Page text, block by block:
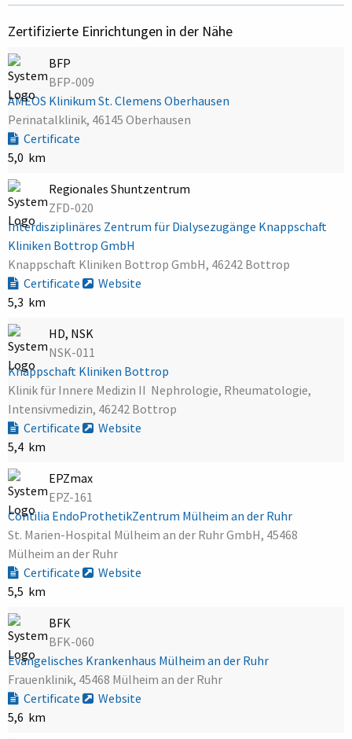
Zertifizierte Einrichtungen in der Nähe
BFP
BFP-009
AMEOS Klinikum St. Clemens Oberhausen
Perinatalklinik, 46145 Oberhausen
Certificate
5,0 km
Regionales Shuntzentrum
ZFD-020
Interdisziplinäres Zentrum für Dialysezugänge Knappschaft
Kliniken Bottrop GmbH
Knappschaft Kliniken Bottrop GmbH, 46242 Bottrop
Certificate
Website
5,3 km
HD, NSK
NSK-011
Knappschaft Kliniken Bottrop
Klinik für Innere Medizin II  Nephrologie, Rheumatologie,
Intensivmedizin, 46242 Bottrop
Certificate
Website
5,4 km
EPZmax
EPZ-161
Contilia EndoProthetikZentrum Mülheim an der Ruhr
St. Marien-Hospital Mülheim an der Ruhr GmbH, 45468
Mülheim an der Ruhr
Certificate
Website
5,5 km
BFK
BFK-060
Evangelisches Krankenhaus Mülheim an der Ruhr
Frauenklinik, 45468 Mülheim an der Ruhr
Certificate
Website
5,6 km